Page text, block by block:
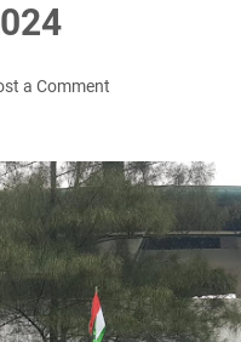
a Comment